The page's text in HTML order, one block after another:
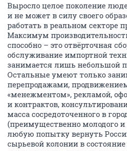
Выросло целое поколение
и не может в силу своего
работать в реальном секторе
Максимум
способно – это отвёрточная
обслуживание импортной
занимается лишь небольшой
Остальные умеют только
перепродажами,
«менежментом», рекламой,
и контрактов,
масса сосредоточенного в
(преимущественно молодого и
любую попытку вернуть
сырьевой колонии в